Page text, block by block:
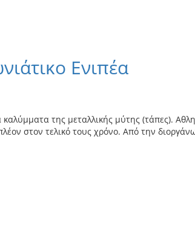
Ενιπέα
της μεταλλικής μύτης (τάπες).
στον τελικό τους χρόνο. Από την